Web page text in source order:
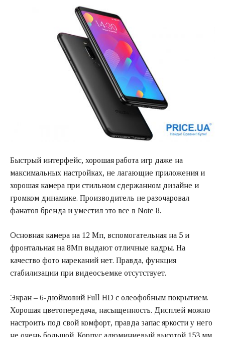
Быстрый интерфейс, хорошая работа игр даже на
максимальных настройках, не лагающие приложения и
хорошая камера при стильном сдержанном дизайне и
громком динамике. Производитель не разочаровал
фанатов бренда и уместил это все в Note 8.
Основная камера на 12 Мп, вспомогательная на 5 и
фронтальная на 8Мп выдают отличные кадры. На
качество фото нареканий нет. Правда, функция
стабилизации при видеосъемке отсутствует.
Экран – 6-дюймовий Full HD с олеофобным покрытием.
Хорошая цветопередача, насыщенность. Дисплей можно
настроить под свой комфорт, правда запас яркости у него